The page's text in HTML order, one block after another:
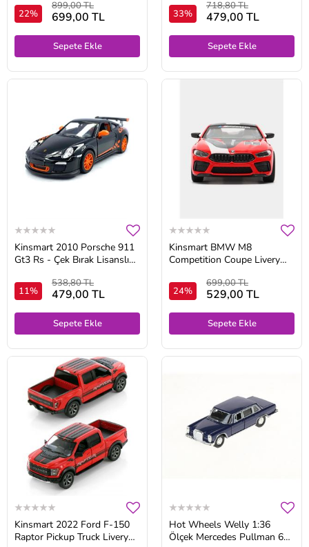
22%
899,00 TL
699,00 TL
Sepete Ekle
33%
718,80 TL
479,00 TL
Sepete Ekle
Kinsmart 2010 Porsche 911
Gt3 Rs - Çek Bırak Lisanslı
11%
538,80 TL
479,00 TL
Sepete Ekle
Kinsmart BMW M8
Competition Coupe Livery
Model Lisanslı Kırmızı
24%
699,00 TL
529,00 TL
Sepete Ekle
Kinsmart 2022 Ford F-150
Raptor Pickup Truck Livery
Hot Wheels Welly 1:36
Ölçek Mercedes Pullman 600